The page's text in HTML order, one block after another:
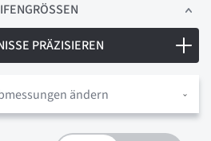
ändern
PRÄZISIEREN